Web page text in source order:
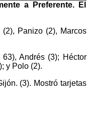
a Preferente. El
Panizo (2), Marcos
Andrés (3); Héctor
y Polo (2).
(3). Mostró tarjetas